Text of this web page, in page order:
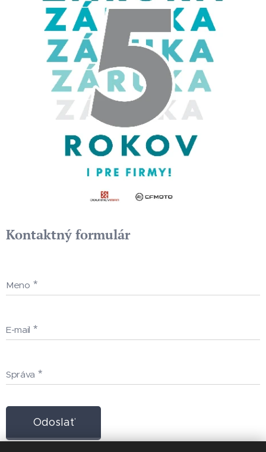
Kontaktný formulár
Meno
E-mail
Správa
Odoslať